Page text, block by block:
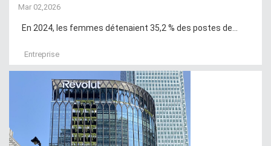
Mar 02,2026
En 2024, les femmes détenaient 35,2 % des postes de...
Entreprise